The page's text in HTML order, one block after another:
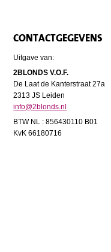
CONTACTGEGEVENS
Uitgave van:
2BLONDS V.O.F.
De Laat de Kanterstraat 27a
2313 JS Leiden
info@2blonds.nl
BTW NL : 856430110 B01
KvK 66180716